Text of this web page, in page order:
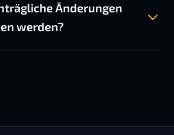
Änderungen
werden?